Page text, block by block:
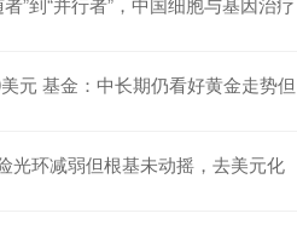
元 基金：中长期仍看好黄金走势但
光环减弱但根基未动摇，去美元化